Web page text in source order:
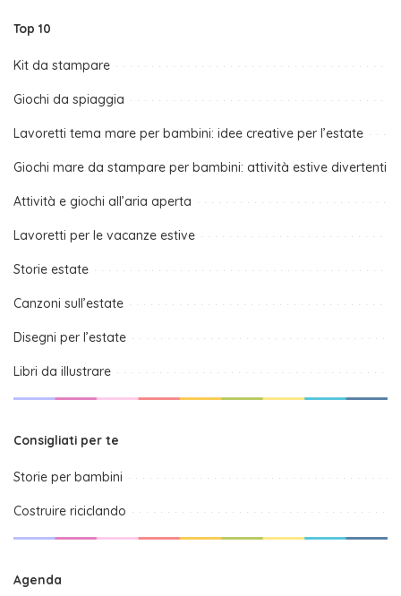
Top 10
Kit da stampare
Giochi da spiaggia
Lavoretti tema mare per bambini: idee creative per l’estate
Giochi mare da stampare per bambini: attività estive divertenti
Attività e giochi all’aria aperta
Lavoretti per le vacanze estive
Storie estate
Canzoni sull’estate
Disegni per l’estate
Libri da illustrare
Consigliati per te
Storie per bambini
Costruire riciclando
Agenda